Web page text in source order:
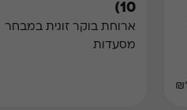
10)
ארוחת בוקר זוגית במבחר
מסעדות